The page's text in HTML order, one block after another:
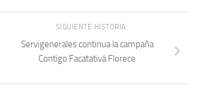
SIGUIENTE HISTORIA
Servigenerales continua la campaña
Contigo Facatativá Florece